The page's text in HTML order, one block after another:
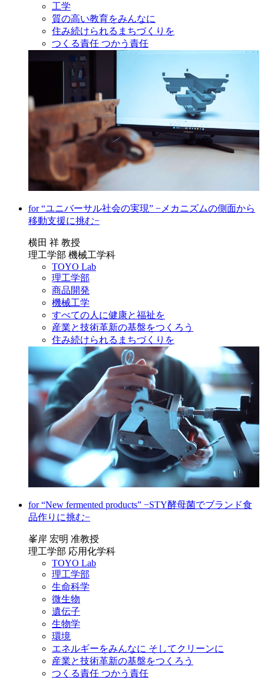
工学
質の高い教育をみんなに
住み続けられるまちづくりを
つくる責任 つかう責任
for “ユニバーサル社会の実現” −メカニズムの側面から
移動支援に挑む−
横田 祥 教授
理工学部 機械工学科
TOYO Lab
理工学部
商品開発
機械工学
すべての人に健康と福祉を
産業と技術革新の基盤をつくろう
住み続けられるまちづくりを
for “New fermented products” −STY酵母菌でブランド食
品作りに挑む−
峯岸 宏明 准教授
理工学部 応用化学科
TOYO Lab
理工学部
生命科学
微生物
遺伝子
生物学
環境
エネルギーをみんなに そしてクリーンに
産業と技術革新の基盤をつくろう
つくる責任 つかう責任